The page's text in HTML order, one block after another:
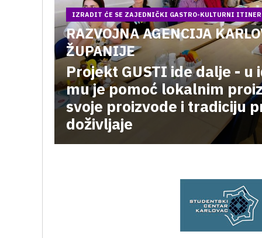
IZRADIT ĆE SE ZAJEDNIČKI GASTRO-KULTURNI
RAZVOJNA AGENCIJA
ŽUPANIJE
Projekt GUSTI ide dalje - u
mu je pomoć lokalnim
svoje proizvode i tradiciju
doživljaje